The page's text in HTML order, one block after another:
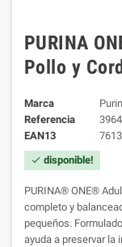
PURINA
Pollo y
Marca
Referencia
EAN13
check disponible!
PURINA® ONE®
completo y
pequeños.
ayuda a preservar la